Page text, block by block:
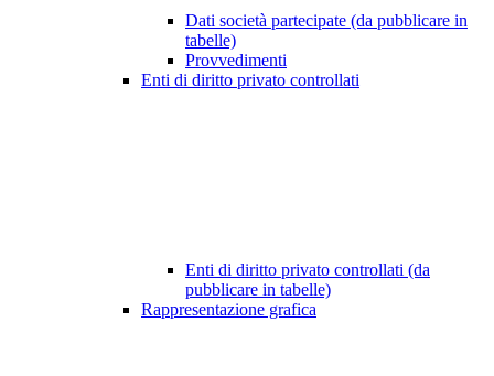
Dati società partecipate (da pubblicare in
tabelle)
Provvedimenti
Enti di diritto privato controllati
Enti di diritto privato controllati (da
pubblicare in tabelle)
Rappresentazione grafica